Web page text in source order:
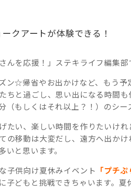
クアートが体験できる！
んを応援！」ステキライフ編集
ン☆帰省やお出かけなど、もう予
ちと過ごし、思い出になる時間
（もしくはそれ以上？！）のシー
たい、楽しい時間を作りたいけ
の移動は大変だし、遠方へ出か
と思います。
子供向け夏休みイベント 「プチ
子どもと挑戦できちゃいます。